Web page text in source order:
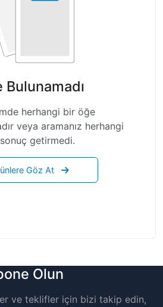
Bulunamadı
herhangi bir öğe
veya aramanız herhangi
getirmedi.
Göz At
Olun
ve teklifler için bizi takip edin,